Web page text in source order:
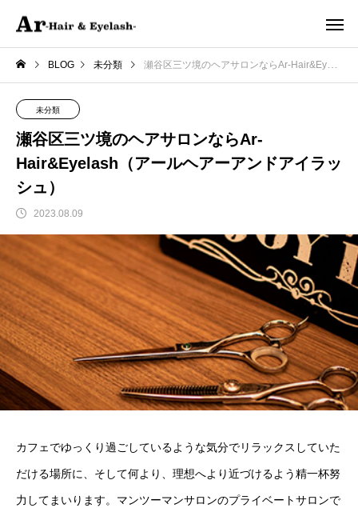
BLOG 未分類 瀬谷区三ツ境のヘアサロンならAr-Hair&Eyelash（アールヘアーアンドアイラッシュ）
未分類
瀬谷区三ツ境のヘアサロンならAr-
Hair&Eyelash（アールヘアーアンドアイラッ
シュ）
2023.08.09
カフェでゆっくり過ごしているような気分でリラックスしていた
だける場所に、そして何より、理想へより近づけるよう精一杯努
力してまいります。マンツーマンサロンのプライベートサロンで